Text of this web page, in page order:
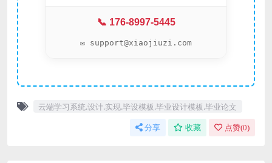
📞 176-8997-5445
✉️ support@xiaojiuzi.com
云端学习系统.设计.实现.毕设模板.毕业设计模板.毕业论文
分享 收藏 点赞(0)